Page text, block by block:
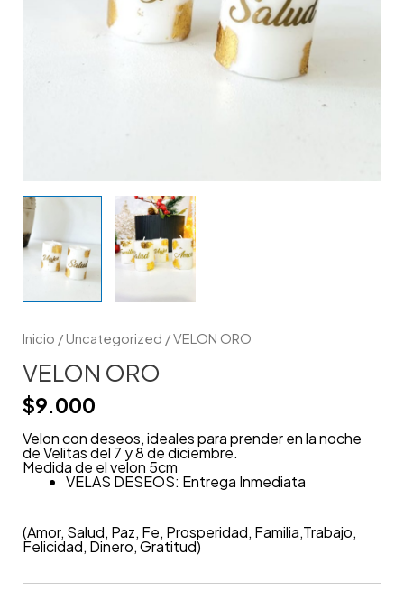
Inicio /Uncategorized / VELON ORO
VELON ORO
$9.000
Velon con deseos, ideales para prender en la noche
de Velitas del 7 y 8 de diciembre.
Medida de el velon 5cm
VELAS DESEOS: Entrega Inmediata
(Amor, Salud, Paz, Fe, Prosperidad, Familia,Trabajo,
Felicidad, Dinero, Gratitud)